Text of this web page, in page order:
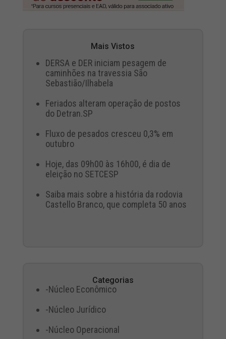
Mais Vistos
DERSA e DER iniciam pesagem de
caminhões na travessia São
Sebastião/Ilhabela
Feriados alteram operação de postos
do Detran.SP
Fluxo de pesados cresceu 0,3% em
outubro
Hoje, das 09h00 às 16h00, é dia de
eleição no SETCESP
Saiba mais sobre a história da rodovia
Castello Branco, que completa 50 anos
Categorias
-Núcleo Econômico
-Núcleo Jurídico
-Núcleo Operacional